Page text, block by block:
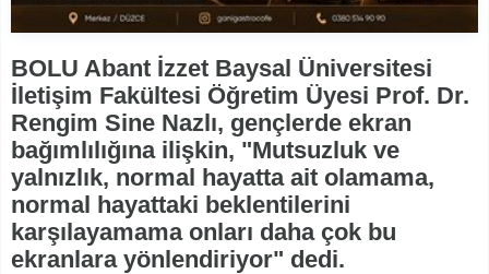
BOLU Abant İzzet Baysal Üniversitesi
İletişim Fakültesi Öğretim Üyesi Prof. Dr.
Rengim Sine Nazlı, gençlerde ekran
bağımlılığına ilişkin, "Mutsuzluk ve
yalnızlık, normal hayatta ait olamama,
normal hayattaki beklentilerini
karşılayamama onları daha çok bu
ekranlara yönlendiriyor" dedi.